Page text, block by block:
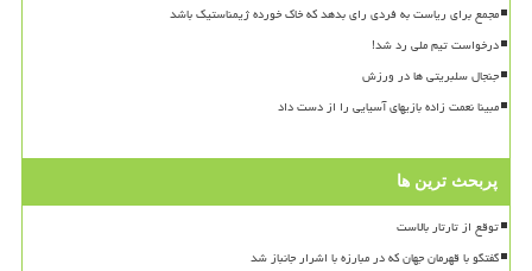
مجمع برای ریاست به فردی رای بدهد که خاک خورده ژیمناستیک باشد
درخواست تیم ملی رد شد!
جنجال سلبریتی ها در ورزش
مبینا نعمت زاده بازیهای آسیایی را از دست داد
پربحث ترین ها
توقع از تارتار بالاست
گفتگو با قهرمان جهان که در مبارزه با اشرار جانباز شد